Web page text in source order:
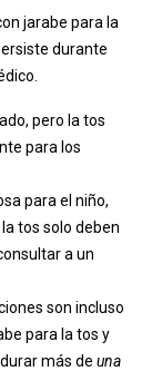
jarabe para la
durante
pero la tos
para los
para el niño,
tos solo deben
a un
son incluso
para la tos y
más de una